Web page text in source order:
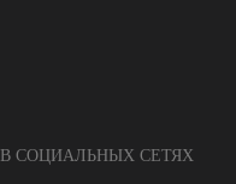
В СОЦИАЛЬНЫХ СЕТЯХ